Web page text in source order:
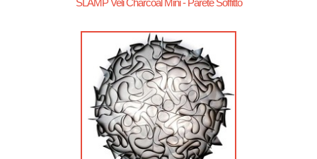
SLAMP Veli Charcoal Mini - Parete Soffitto